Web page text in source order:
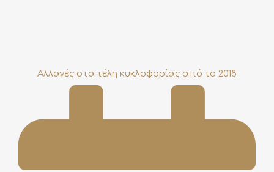
Αλλαγές στα τέλη κυκλοφορίας από το 2018